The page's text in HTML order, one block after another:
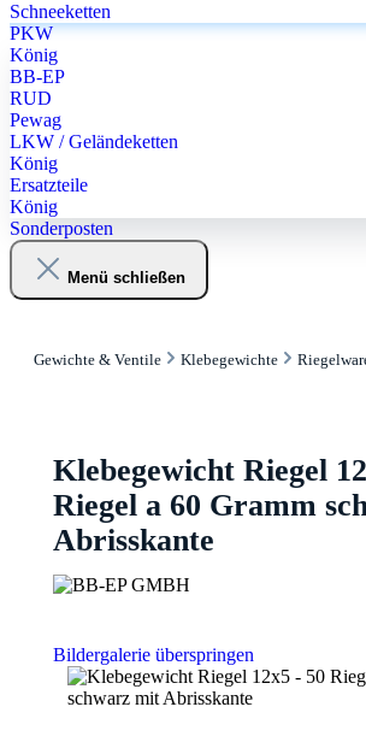
Schneeketten
PKW
König
BB-EP
RUD
Pewag
LKW / Geländeketten
König
Ersatzteile
König
Sonderposten
Menü schließen
Gewichte & Ventile Klebegewichte
Klebegewicht Riegel
Riegel a 60 Gramm
Abrisskante
Bildergalerie überspringen